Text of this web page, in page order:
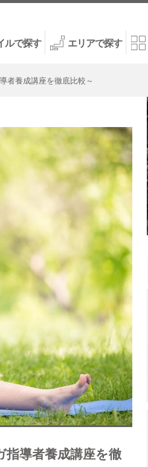
ルで探す エリアで探す
者養成講座を徹底比較～
導者養成講座を徹